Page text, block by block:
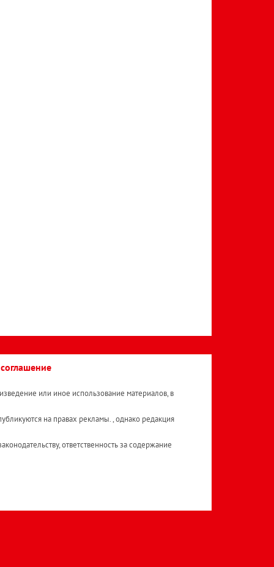
или иное использование материалов, в
на правах рекламы. , однако редакция
ответственность за содержание